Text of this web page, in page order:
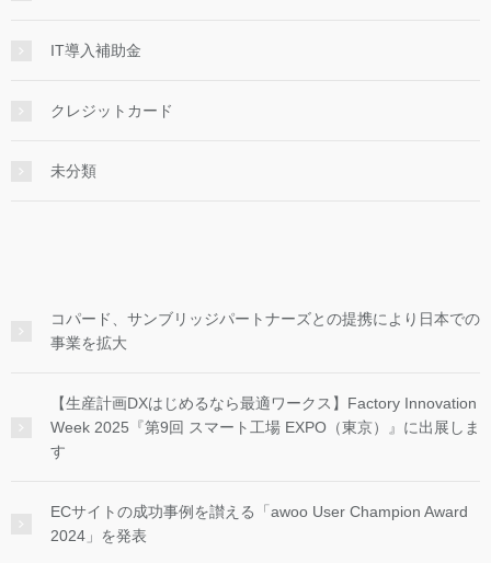
IT導入補助金
クレジットカード
未分類
コパード、サンブリッジパートナーズとの提携により日本での
事業を拡大
【生産計画DXはじめるなら最適ワークス】Factory Innovation
Week 2025『第9回 スマート工場 EXPO（東京）』に出展しま
す
ECサイトの成功事例を讃える「awoo User Champion Award
2024」を発表